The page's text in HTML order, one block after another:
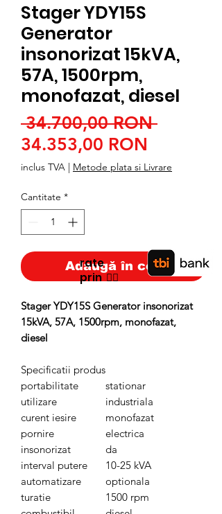
Stager YDY15S
Generator
insonorizat 15kVA,
57A, 1500rpm,
monofazat, diesel
34.700,00 RON Preț
34.353,00 RON
redus
inclus TVA | Metode plata si Livrare
Cantitate *
Adaugă în coș
Stager YDY15S Generator insonorizat
15kVA, 57A, 1500rpm, monofazat,
diesel
Specificatii produs
portabilitate
stationar
utilizare
industriala
curent iesire
monofazat
pornire
electrica
insonorizat
da
interval putere
10-25 kVA
automatizare
optionala
turatie
1500 rpm
rate
prin👉🏿